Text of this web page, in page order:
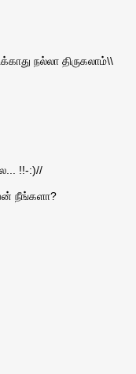
நல்லா திருகலாம்\\
!!-:)//
நீங்களா?